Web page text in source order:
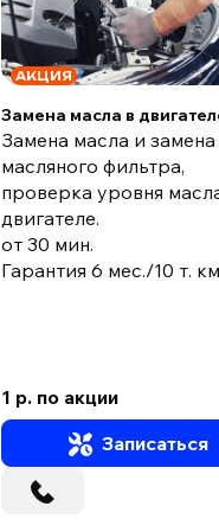
АКЦИЯ
Замена масла в
Замена масла и замена
масляного фильтра,
проверка уровня
двигателе.
от 30 мин.
Гарантия 6 мес./10 т.
1 р. по акции
Записаться